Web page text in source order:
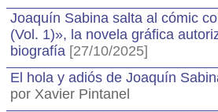
Joaquín Sabina salta al cómic
(Vol. 1)», la novela gráfica
biografía [27/10/2025]
El hola y adiós de Joaquín
por Xavier Pintanel